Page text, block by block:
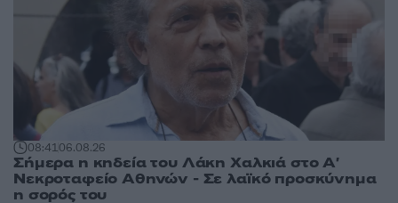
08:4106.08.26
Σήμερα η κηδεία του Λάκη Χαλκιά στο Α'
Νεκροταφείο Αθηνών - Σε λαϊκό προσκύνημα
η σορός του